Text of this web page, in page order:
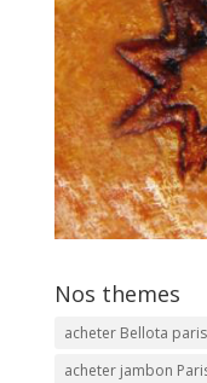
Nos themes
acheter Bellota paris
acheter jambon